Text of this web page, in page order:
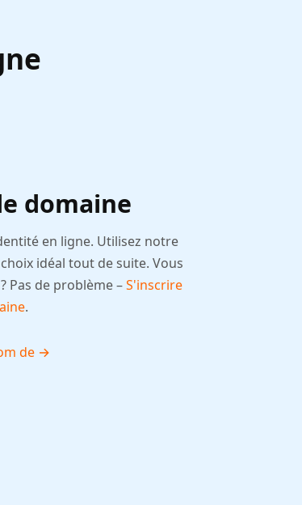
domaine
en ligne. Utilisez notre
idéal tout de suite. Vous
Pas de problème –S'inscrire
.
de →